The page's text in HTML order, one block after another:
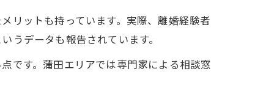
リットも持っています。実際、離婚経験者
うデータも報告されています。
です。蒲田エリアでは専門家による相談窓